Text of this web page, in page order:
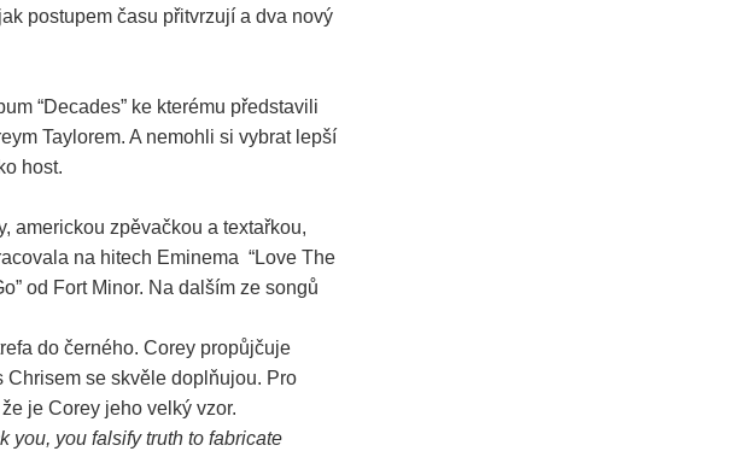
postupem času přitvrzují a dva nový
“Decades” ke kterému představili
Taylorem. A nemohli si vybrat lepší
host.
americkou zpěvačkou a textařkou,
na hitech Eminema “Love The
od Fort Minor. Na dalším ze songů
do černého. Corey propůjčuje
se skvěle doplňujou. Pro
je Corey jeho velký vzor.
you, you falsify truth to fabricate